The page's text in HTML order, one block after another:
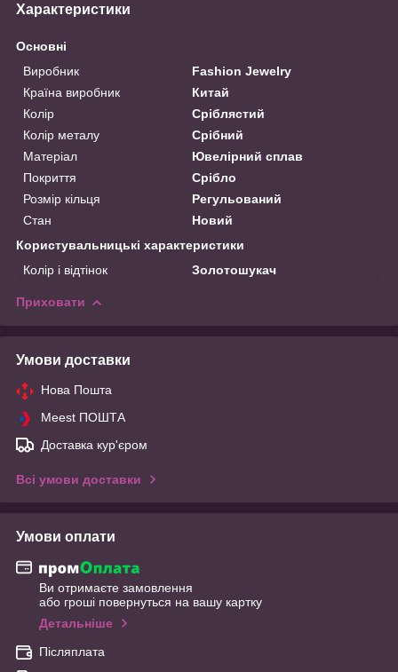
Характеристики
Основні
Виробник
Fashion Jewelry
Країна виробник
Китай
Колір
Сріблястий
Колір металу
Срібний
Матеріал
Ювелірний сплав
Покриття
Срібло
Розмір кільця
Регульований
Стан
Новий
Користувальницькі характеристики
Колір і відтінок
Золотошукач
Приховати
Умови доставки
Нова Пошта
Meest ПОШТА
Доставка кур'єром
Всі умови доставки
Умови оплати
Ви отримаєте замовлення
або гроші повернуться на вашу картку
Детальніше
Післяплата